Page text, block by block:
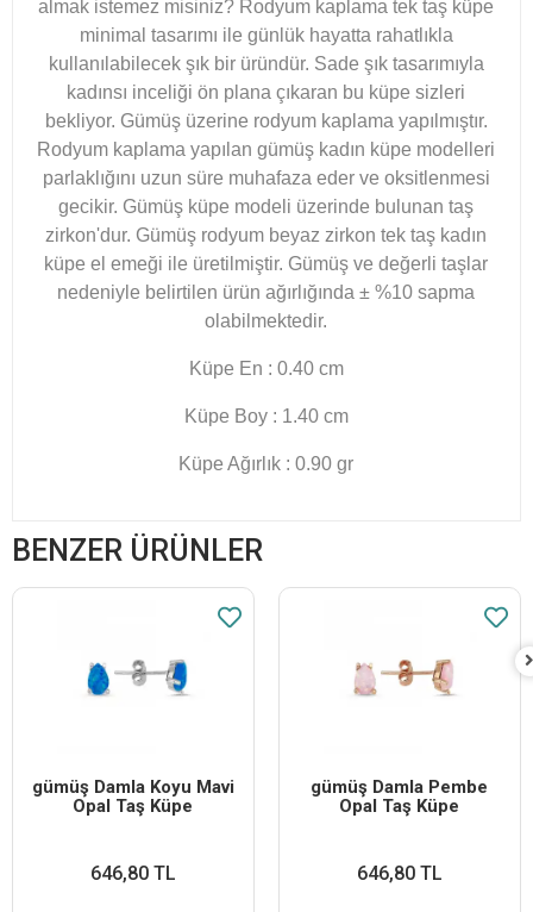
almak istemez misiniz? Rodyum kaplama tek taş küpe
minimal tasarımı ile günlük hayatta rahatlıkla
kullanılabilecek şık bir üründür. Sade şık tasarımıyla
kadınsı inceliği ön plana çıkaran bu küpe sizleri
bekliyor. Gümüş üzerine rodyum kaplama yapılmıştır.
Rodyum kaplama yapılan gümüş kadın küpe modelleri
parlaklığını uzun süre muhafaza eder ve oksitlenmesi
gecikir. Gümüş küpe modeli üzerinde bulunan taş
zirkon'dur. Gümüş rodyum beyaz zirkon tek taş kadın
küpe el emeği ile üretilmiştir. Gümüş ve değerli taşlar
nedeniyle belirtilen ürün ağırlığında ± %10 sapma
olabilmektedir.
Küpe En : 0.40 cm
Küpe Boy : 1.40 cm
Küpe Ağırlık : 0.90 gr
BENZER ÜRÜNLER
​gümüş Damla Koyu Mavi
Opal Taş Küpe
646,80 TL
​gümüş Damla Pembe
Opal Taş Küpe
646,80 TL